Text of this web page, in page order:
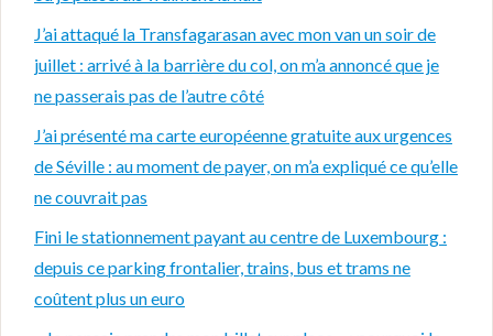
J’ai attaqué la Transfagarasan avec mon van un soir de
juillet : arrivé à la barrière du col, on m’a annoncé que je
ne passerais pas de l’autre côté
J’ai présenté ma carte européenne gratuite aux urgences
de Séville : au moment de payer, on m’a expliqué ce qu’elle
ne couvrait pas
Fini le stationnement payant au centre de Luxembourg :
depuis ce parking frontalier, trains, bus et trams ne
coûtent plus un euro